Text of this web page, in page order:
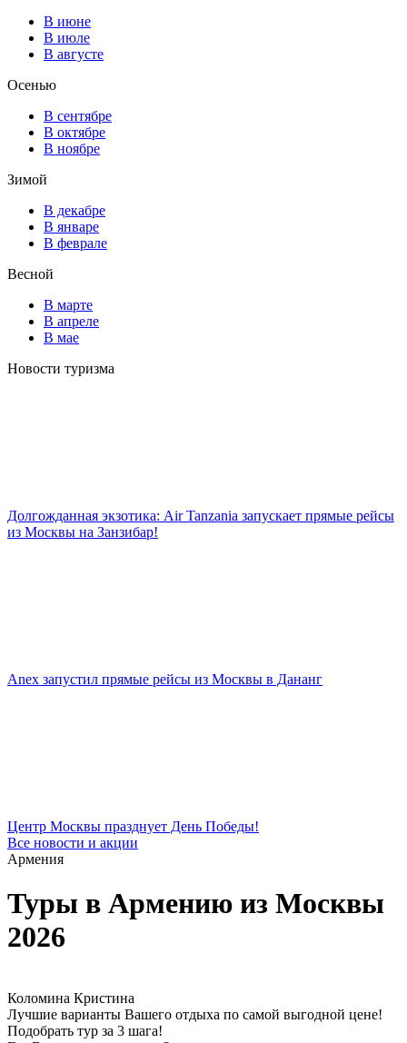
В июне
В июле
В августе
Осенью
В сентябре
В октябре
В ноябре
Зимой
В декабре
В январе
В феврале
Весной
В марте
В апреле
В мае
Новости туризма
Долгожданная экзотика: Air Tanzania запускает прямые рейсы
из Москвы на Занзибар!
Anex запустил прямые рейсы из Москвы в Дананг
Центр Москвы празднует День Победы!
Все новости и акции
Армения
Туры в Армению из Москвы
2026
Коломина Кристина
Лучшие варианты Вашего отдыха по самой выгодной цене!
Подобрать тур за 3 шага!